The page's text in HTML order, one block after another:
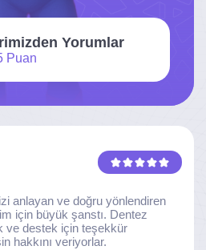
Yorumlar
Puan
anlayan ve doğru yönlendiren
için büyük şanstı. Dentez
ve destek için teşekkür
hakkını veriyorlar.